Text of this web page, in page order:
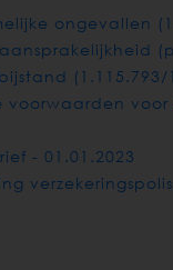
ongevallen
(1.115.793/
voorwaarden
- 01.01.2023
verzekeringspolis